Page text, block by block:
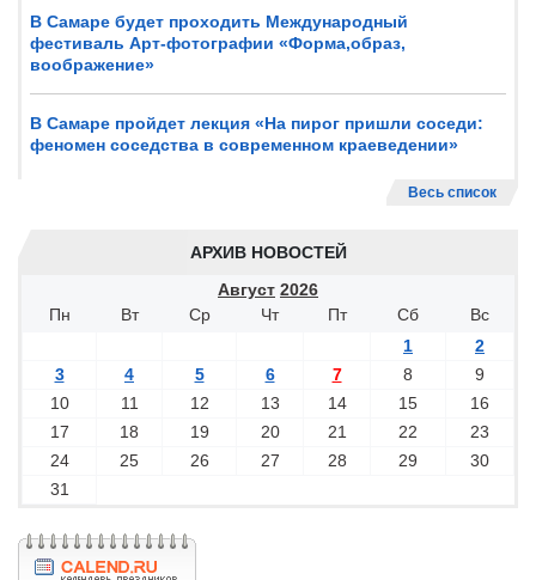
В Самаре будет проходить Международный
фестиваль Арт-фотографии «Форма,образ,
воображение»
В Самаре пройдет лекция «На пирог пришли соседи:
феномен соседства в современном краеведении»
Весь список
АРХИВ НОВОСТЕЙ
Август 2026
Пн
Вт Ср Чт Пт Сб
Вс
1
2
3
4 5 6 7 8
9
10
11 12 13 14 15
16
17
18 19 20 21 22
23
24
25 26 27 28 29
30
31